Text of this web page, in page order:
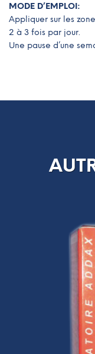
MODE D’EMPLOI:
Appliquer sur les
2 à 3 fois par jour.
Une pause d’une